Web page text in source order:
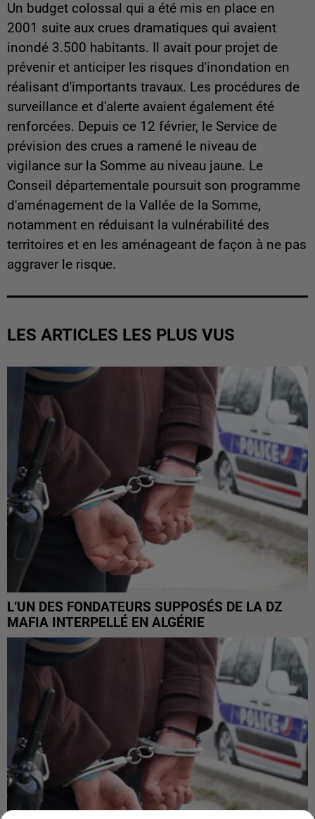
Un budget colossal qui a été mis en place en
2001 suite aux crues dramatiques qui avaient
inondé 3.500 habitants. Il avait pour projet de
prévenir et anticiper les risques d'inondation en
réalisant d'importants travaux. Les procédures de
surveillance et d'alerte avaient également été
renforcées. Depuis ce 12 février, le Service de
prévision des crues a ramené le niveau de
vigilance sur la Somme au niveau jaune. Le
Conseil départementale poursuit son programme
d'aménagement de la Vallée de la Somme,
notamment en réduisant la vulnérabilité des
territoires et en les aménageant de façon à ne pas
aggraver le risque.
LES ARTICLES LES PLUS VUS
L’UN DES FONDATEURS SUPPOSÉS DE LA DZ
MAFIA INTERPELLÉ EN ALGÉRIE